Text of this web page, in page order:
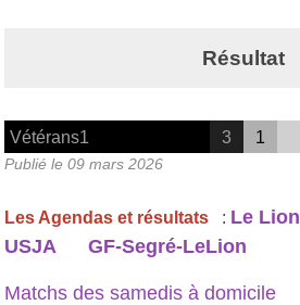
Résultat
Vétérans1 3 1
Publié le 09 mars 2026
Les Agendas et résultats : Le Lion
USJA
GF-Segré-LeLion
Matchs des samedis à domicile